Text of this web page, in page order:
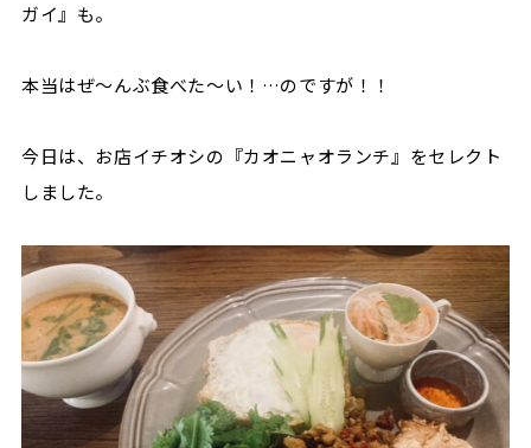
ガイ』も。
本当はぜ〜んぶ食べた〜い！…のですが！！
今日は、お店イチオシの『カオニャオランチ』をセレクト
しました。